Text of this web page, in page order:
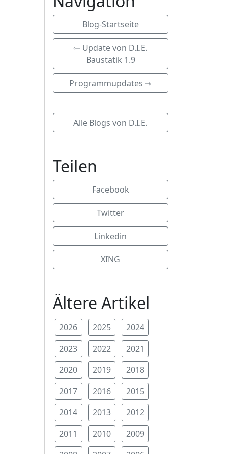
Blog-Startseite
⇽ Update von D.I.E.
Baustatik 1.9
Programmupdates ⇾
Alle Blogs von D.I.E.
Teilen
Facebook
Twitter
Linkedin
XING
Ältere Artikel
2026 2025
2024
2023
2022
2021
2020
2019
2018
2017
2016
2015
2014
2013
2012
2011
2010
2009